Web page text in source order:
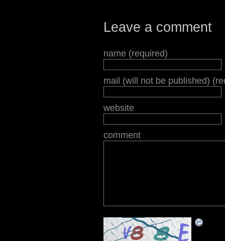
Leave a comment
name (required)
mail (will not be published)
website
comment